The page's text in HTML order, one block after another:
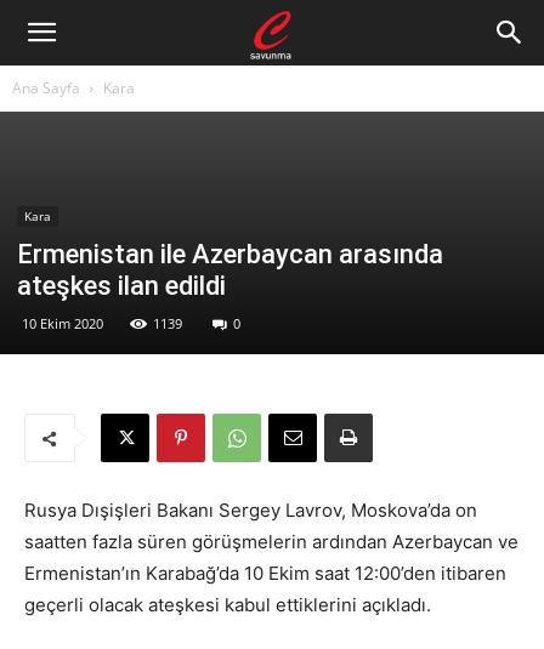
Ana Sayfa Kara
Kara
Ermenistan ile Azerbaycan arasında
ateşkes ilan edildi
10 Ekim 2020 1139 0
Rusya Dışişleri Bakanı Sergey Lavrov, Moskova’da on
saatten fazla süren görüşmelerin ardından Azerbaycan ve
Ermenistan’ın Karabağ’da 10 Ekim saat 12:00’den itibaren
geçerli olacak ateşkesi kabul ettiklerini açıkladı.